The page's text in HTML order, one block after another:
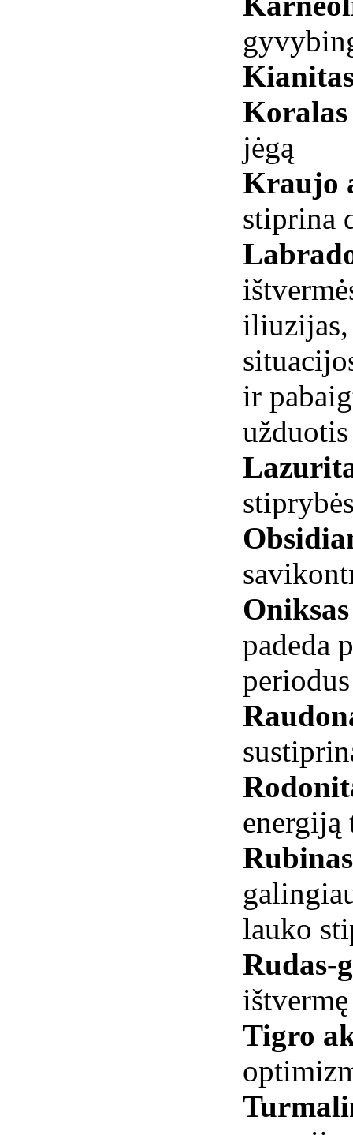
jėgą
Kraujo
stiprina
ir
užduotis
padeda
periodus
lauko
Rudas-
ištvermę
Tigro